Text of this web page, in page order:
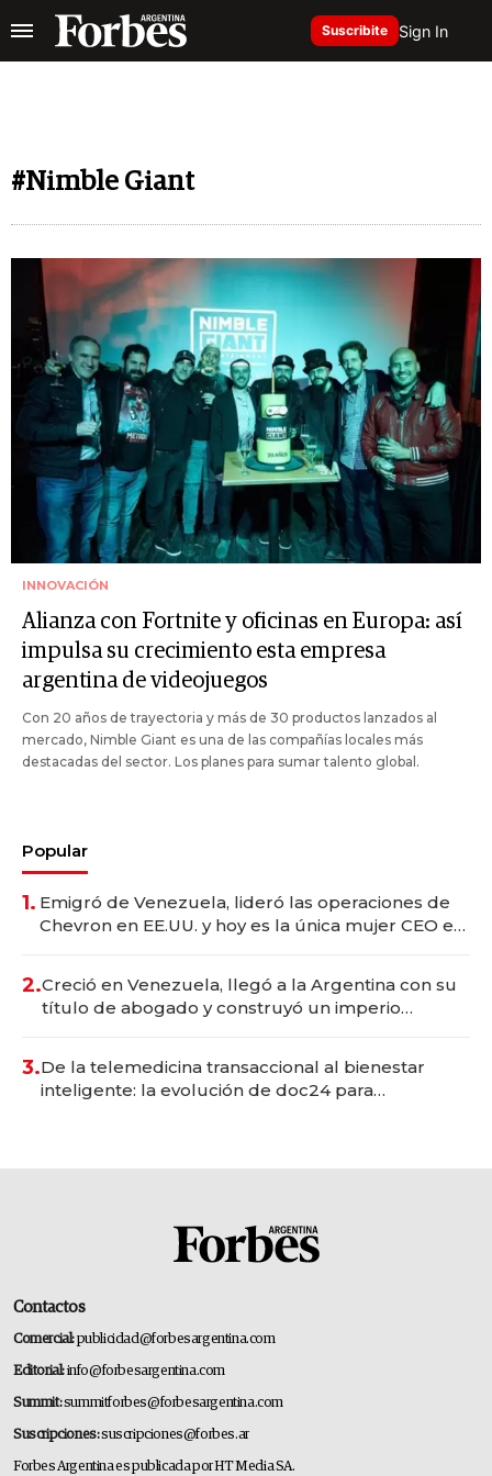
Suscribite Sign In
#Nimble Giant
INNOVACIÓN
Alianza con Fortnite y oficinas en Europa: así
impulsa su crecimiento esta empresa
argentina de videojuegos
Con 20 años de trayectoria y más de 30 productos lanzados al
mercado, Nimble Giant es una de las compañías locales más
destacadas del sector. Los planes para sumar talento global.
Popular
1. Emigró de Venezuela, lideró las operaciones de
Chevron en EE.UU. y hoy es la única mujer CEO en
2.Creció en Venezuela, llegó a la Argentina con su
título de abogado y construyó un imperio
3.De la telemedicina transaccional al bienestar
inteligente: la evolución de doc24 para
Contactos
Comercial:publicidad@forbesargentina.com
Editorial:info@forbesargentina.com
Summit:summitforbes@forbesargentina.com
Suscripciones:suscripciones@forbes.ar
Forbes Argentina es publicada por HT Media SA.